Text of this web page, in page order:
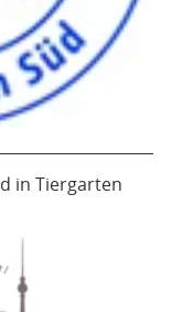
in Tiergarten